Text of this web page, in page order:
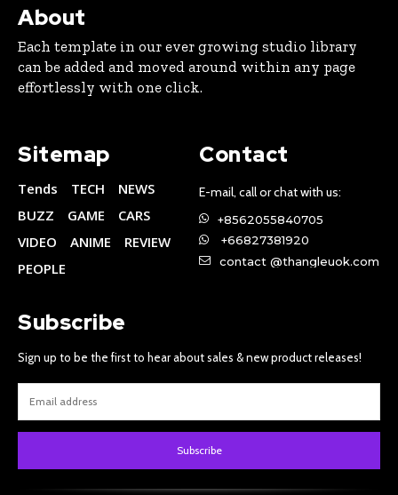
About
Each template in our ever growing studio library
can be added and moved around within any page
effortlessly with one click.
Sitemap
Tends TECH
NEWS
BUZZ
GAME
CARS
VIDEO
ANIME
REVIEW
PEOPLE
Contact
E-mail, call or chat with us:
+8562055840705
+66827381920
contact @thangleuok.com
Subscribe
Sign up to be the first to hear about sales & new product releases!
Subscribe